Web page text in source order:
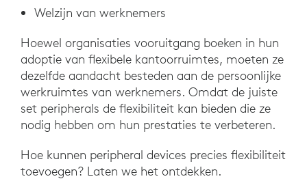
Welzijn van werknemers
Hoewel organisaties vooruitgang boeken in hun
adoptie van flexibele kantoorruimtes, moeten ze
dezelfde aandacht besteden aan de persoonlijke
werkruimtes van werknemers. Omdat de juiste
set peripherals de flexibiliteit kan bieden die ze
nodig hebben om hun prestaties te verbeteren.
Hoe kunnen peripheral devices precies flexibiliteit
toevoegen? Laten we het ontdekken.